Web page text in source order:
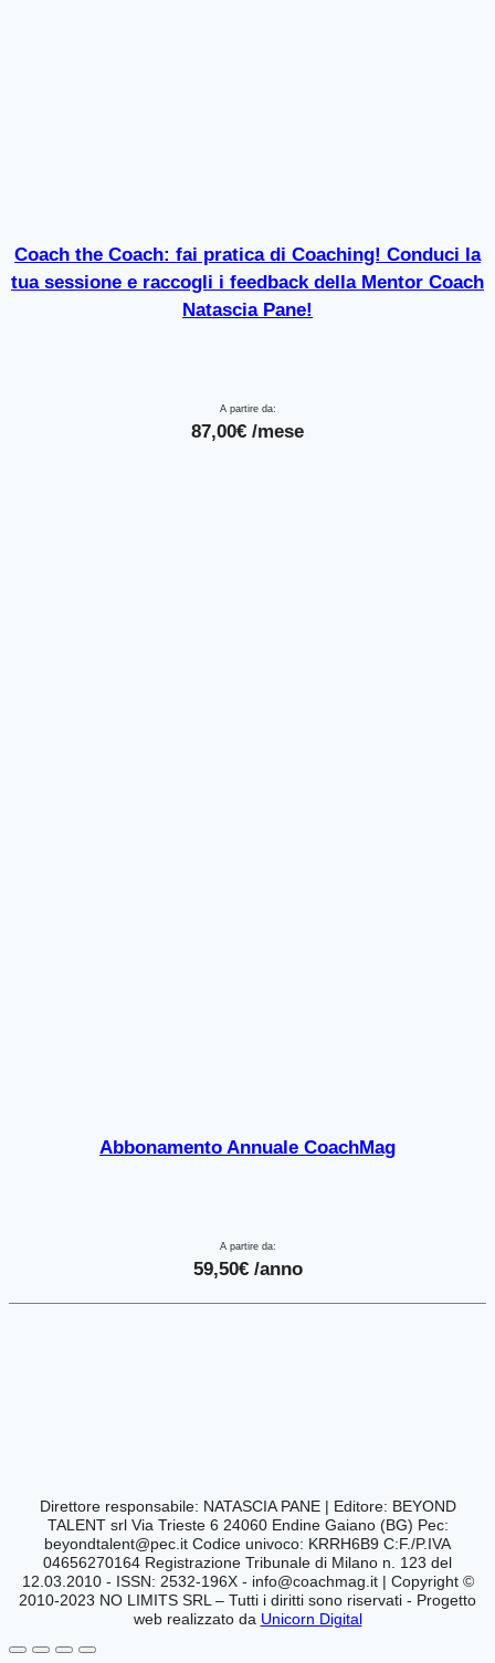
Coach the Coach: fai pratica di Coaching! Conduci la
tua sessione e raccogli i feedback della Mentor Coach
Natascia Pane!
A partire da:
87,00€ /mese
Abbonamento Annuale CoachMag
A partire da:
59,50€ /anno
Direttore responsabile: NATASCIA PANE | Editore: BEYOND
TALENT srl Via Trieste 6 24060 Endine Gaiano (BG) Pec:
beyondtalent@pec.it Codice univoco: KRRH6B9 C:F./P.IVA
04656270164 Registrazione Tribunale di Milano n. 123 del
12.03.2010 - ISSN: 2532-196X - info@coachmag.it| Copyright ©
2010-2023 NO LIMITS SRL – Tutti i diritti sono riservati - Progetto
web realizzato da Unicorn Digital